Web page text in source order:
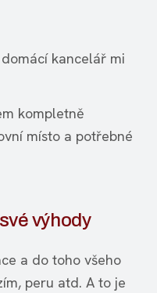
kancelář mi
kompletně
místo a potřebné
výhody
a do toho všeho
peru atd. A to je